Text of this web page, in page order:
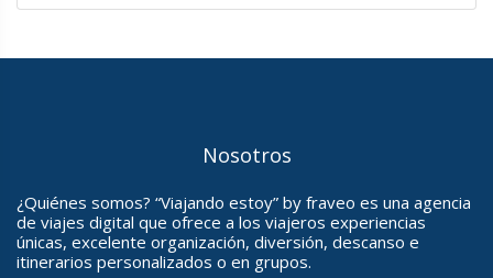
Nosotros
¿Quiénes somos? “Viajando estoy” by fraveo es una agencia
de viajes digital que ofrece a los viajeros experiencias
únicas, excelente organización, diversión, descanso e
itinerarios personalizados o en grupos.